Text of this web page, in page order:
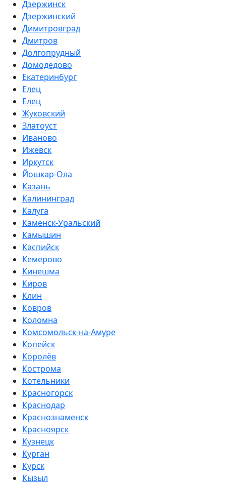
Дзержинск
Дзержинский
Димитровград
Дмитров
Долгопрудный
Домодедово
Екатеринбург
Елец
Елец
Жуковский
Златоуст
Иваново
Ижевск
Иркутск
Йошкар-Ола
Казань
Калининград
Калуга
Каменск-Уральский
Камышин
Каспийск
Кемерово
Кинешма
Киров
Клин
Ковров
Коломна
Комсомольск-на-Амуре
Копейск
Королёв
Кострома
Котельники
Красногорск
Краснодар
Краснознаменск
Красноярск
Кузнецк
Курган
Курск
Кызыл